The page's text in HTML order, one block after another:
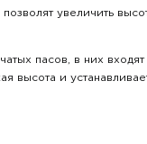
увеличить
пасов, в них
высота и